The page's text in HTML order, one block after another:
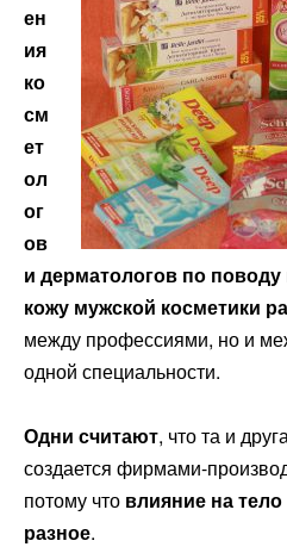
ен
ия
ко
см
ет
ол
ог
ов
и дерматологов по
кожу мужской косметики
между профессиями, но и
одной специальности.
Одни считают, что та и
создается фирмами-
потому что влияние на
разное.